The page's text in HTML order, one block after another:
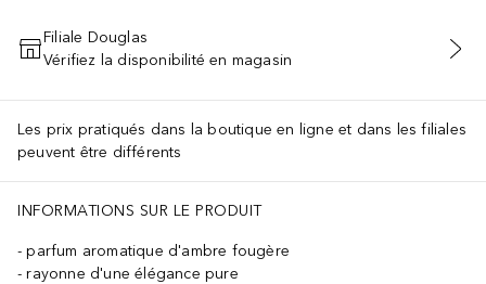
AJOUTER AU PANIER
Filiale Douglas
Vérifiez la disponibilité en magasin
Les prix pratiqués dans la boutique en ligne et dans les filiales
peuvent être différents
INFORMATIONS SUR LE PRODUIT
parfum aromatique d'ambre fougère
rayonne d'une élégance pure